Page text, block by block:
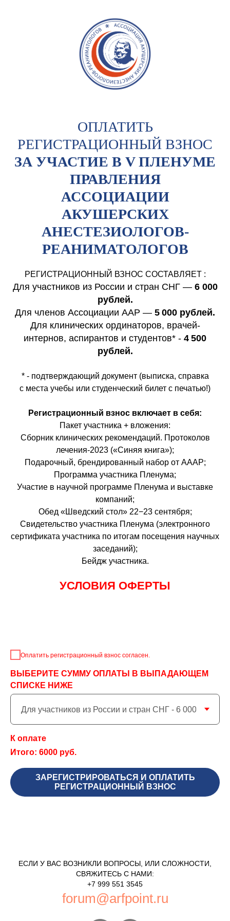
ОПЛАТИТЬ
РЕГИСТРАЦИОННЫЙ ВЗНОС
ЗА УЧАСТИЕ В V ПЛЕНУМЕ
ПРАВЛЕНИЯ
АССОЦИАЦИИ
АКУШЕРСКИХ
АНЕСТЕЗИОЛОГОВ-
РЕАНИМАТОЛОГОВ
РЕГИСТРАЦИОННЫЙ ВЗНОС СОСТАВЛЯЕТ :
Для участников из России и стран СНГ — 6 000
рублей.
Для членов Ассоциации ААР — 5 000 рублей.
Для клинических ординаторов, врачей-
интернов, аспирантов и студентов* - 4 500
рублей.
* - подтверждающий документ (выписка, справка
с места учебы или студенческий билет с печатью!)
Регистрационный взнос включает в себя:
Пакет участника + вложения:
Сборник клинических рекомендаций. Протоколов
лечения-2023 («Синяя книга»);
Подарочный, брендированный набор от АААР;
Программа участника Пленума;
Участие в научной программе Пленума и выставке
компаний;
Обед «Шведский стол» 22−23 сентября;
Свидетельство участника Пленума (электронного
сертификата участника по итогам посещения научных
заседаний);
Бейдж участника.
УСЛОВИЯ ОФЕРТЫ
Оплатить регистрационный взнос согласен.
ВЫБЕРИТЕ СУММУ ОПЛАТЫ В ВЫПАДАЮЩЕМ
СПИСКЕ НИЖЕ
К оплате
Итого: 6000 руб.
ЗАРЕГИСТРИРОВАТЬСЯ И ОПЛАТИТЬ
РЕГИСТРАЦИОННЫЙ ВЗНОС
ЕСЛИ У ВАС ВОЗНИКЛИ ВОПРОСЫ, ИЛИ СЛОЖНОСТИ,
СВЯЖИТЕСЬ С НАМИ:
+7 999 551 3545
forum@arfpoint.ru